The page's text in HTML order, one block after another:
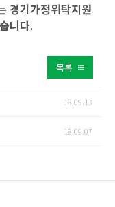
경기가정위탁지원
니다.
목록
18.09.13
18.09.07